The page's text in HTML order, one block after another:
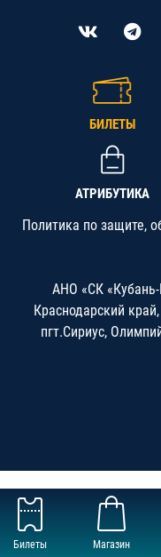
Билеты Магазин
БИЛЕТЫ
АТРИБУТИКА
Политика по защите,
АНО «СК
Краснодарский
пгт.Сириус,